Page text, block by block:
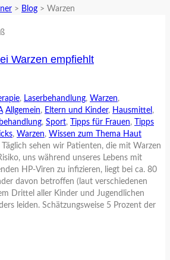
> Blog > Warzen
Warzen empfiehlt
, Laserbehandlung, Warzen,
Allgemein, Eltern und Kinder, Hausmittel ,
, Sport, Tipps für Frauen,
Tipps
, Warzen, Wissen zum Thema Haut
sehen wir Patienten, die mit Warzen
uns während unseres Lebens mit
HP-Viren zu infizieren, liegt bei ca. 80
davon betroffen (laut verschiedenen
Drittel aller Kinder und Jugendlichen
leiden. Schätzungsweise 5 Prozent der